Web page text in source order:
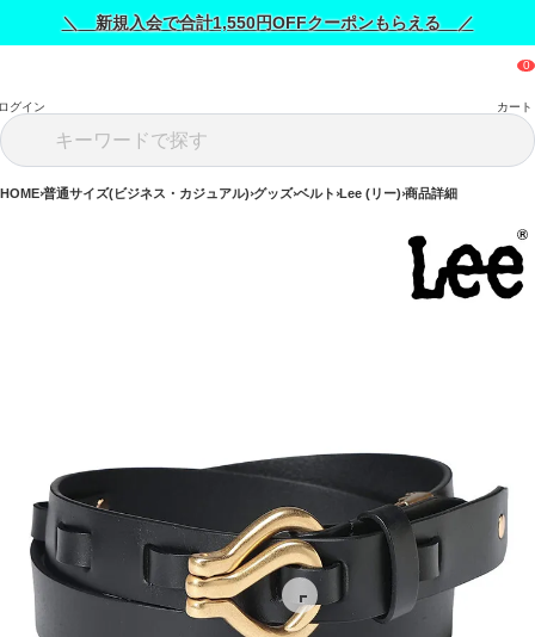
＼ 新規入会で合計1,550円OFFクーポンもらえる ／
グイン カート
HOME 普通サイズ(ビジネス・カジュアル) グッズ ベルト Lee (リー) 商品詳細